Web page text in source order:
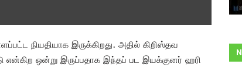
நியதியாக இருக்கிறது. அதில் கிறிஸ்தவ
என்கிற ஒன்று இருப்பதாக இந்தப் பட இயக்குனர் ஹரி